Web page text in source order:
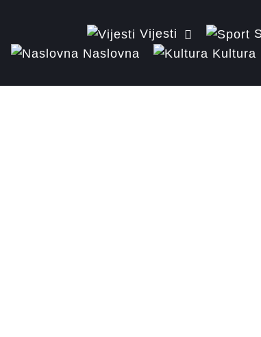
Vijesti
Naslovna
Kultura